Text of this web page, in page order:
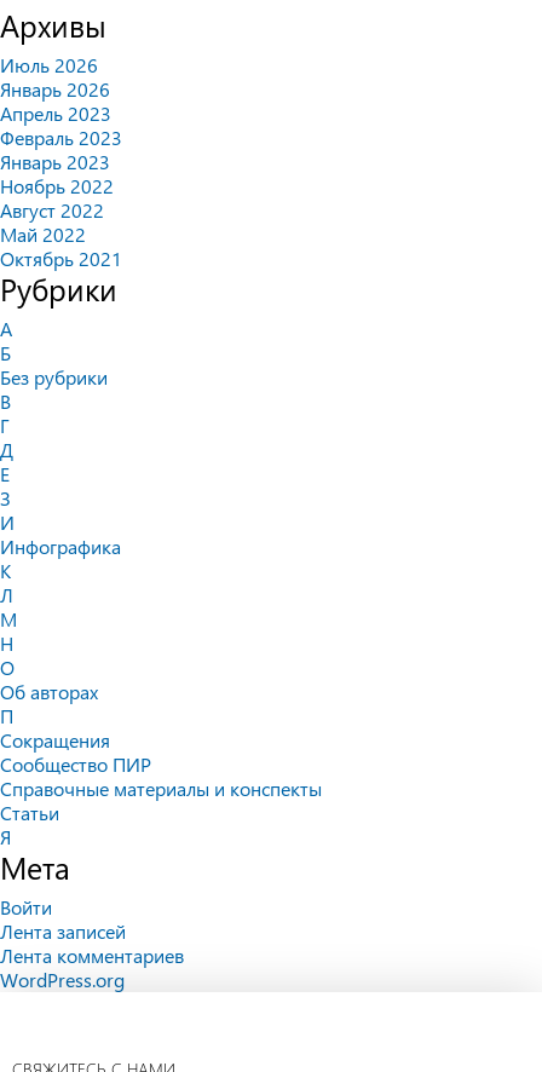
Архивы
Июль 2026
Январь 2026
Апрель 2023
Февраль 2023
Январь 2023
Ноябрь 2022
Август 2022
Май 2022
Октябрь 2021
Рубрики
А
Б
Без рубрики
В
Г
Д
Е
З
И
Инфографика
К
Л
М
Н
О
Об авторах
П
Сокращения
Сообщество ПИР
Справочные материалы и конспекты
Статьи
Я
Мета
Войти
Лента записей
Лента комментариев
WordPress.org